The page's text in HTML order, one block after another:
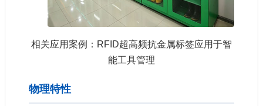
相关应用案例：RFID超高频抗金属标签应用于智
能工具管理
物理特性